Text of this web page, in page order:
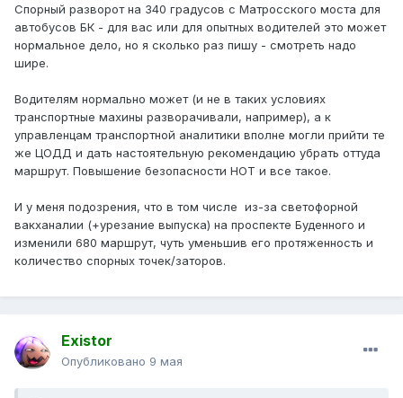
Спорный разворот на 340 градусов с Матросского моста для
автобусов БК - для вас или для опытных водителей это может
нормальное дело, но я сколько раз пишу - смотреть надо
шире.
Водителям нормально может (и не в таких условиях
транспортные махины разворачивали, например), а к
управленцам транспортной аналитики вполне могли прийти те
же ЦОДД и дать настоятельную рекомендацию убрать оттуда
маршрут. Повышение безопасности НОТ и все такое.
И у меня подозрения, что в том числе из-за светофорной
вакханалии (+урезание выпуска) на проспекте Буденного и
изменили 680 маршрут, чуть уменьшив его протяженность и
количество спорных точек/заторов.
Existor
Опубликовано 9 мая